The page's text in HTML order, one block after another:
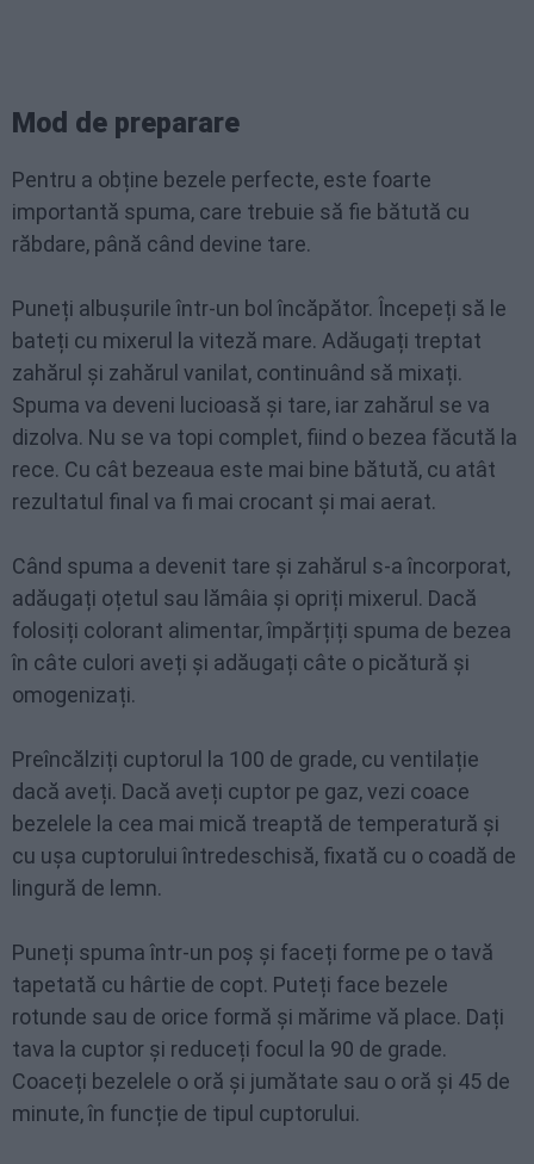
Mod de preparare
Pentru a obține bezele perfecte, este foarte
importantă spuma, care trebuie să fie bătută cu
răbdare, până când devine tare.
Puneți albușurile într-un bol încăpător. Începeți să le
bateți cu mixerul la viteză mare. Adăugați treptat
zahărul și zahărul vanilat, continuând să mixați.
Spuma va deveni lucioasă și tare, iar zahărul se va
dizolva. Nu se va topi complet, fiind o bezea făcută la
rece. Cu cât bezeaua este mai bine bătută, cu atât
rezultatul final va fi mai crocant și mai aerat.
Când spuma a devenit tare și zahărul s-a încorporat,
adăugați oțetul sau lămâia și opriți mixerul. Dacă
folosiți colorant alimentar, împărțiți spuma de bezea
în câte culori aveți și adăugați câte o picătură și
omogenizați.
Preîncălziți cuptorul la 100 de grade, cu ventilație
dacă aveți. Dacă aveți cuptor pe gaz, vezi coace
bezelele la cea mai mică treaptă de temperatură și
cu ușa cuptorului întredeschisă, fixată cu o coadă de
lingură de lemn.
Puneți spuma într-un poș și faceți forme pe o tavă
tapetată cu hârtie de copt. Puteți face bezele
rotunde sau de orice formă și mărime vă place. Dați
tava la cuptor și reduceți focul la 90 de grade.
Coaceți bezelele o oră și jumătate sau o oră și 45 de
minute, în funcție de tipul cuptorului.